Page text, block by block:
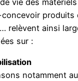
produits
relèvent ainsi
sur :
notamment